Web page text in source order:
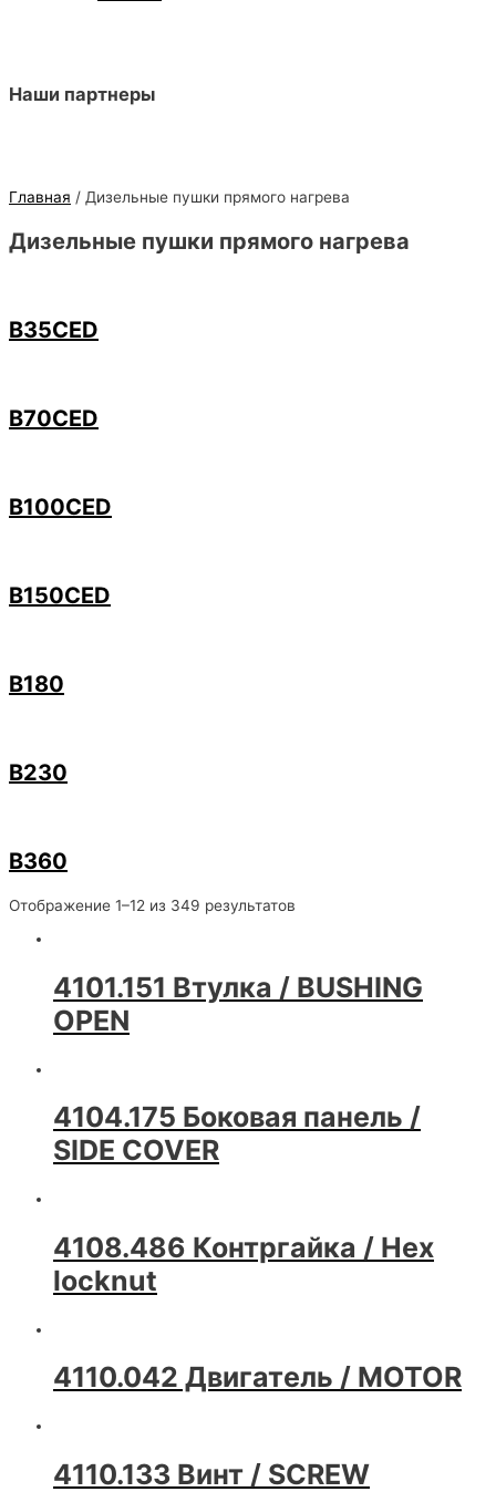
Наши партнеры
Главная / Дизельные пушки прямого нагрева
Дизельные пушки прямого нагрева
B35CED
B70CED
B100CED
B150CED
B180
B230
B360
Отображение 1–12 из 349 результатов
4101.151 Втулка / BUSHING
OPEN
4104.175 Боковая панель /
SIDE COVER
4108.486 Контргайка / Hex
locknut
4110.042 Двигатель / MOTOR
4110.133 Винт / SCREW